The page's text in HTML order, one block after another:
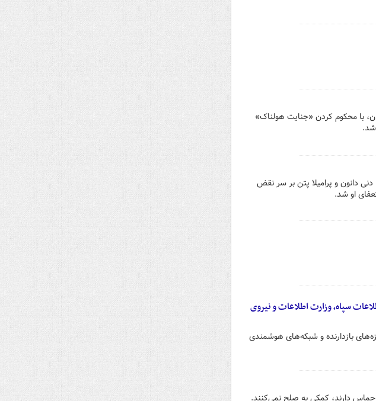
با محکوم کردن «جنایت هولناک»
شد.
دانون و پرامیلا پتن بر سر نقض
او شد.
سپاه، وزارت اطلاعات و نیروی
بازدارنده و شبکه‌های هوشمندی
دارند، کمکی به صلح نمی‌کنند.